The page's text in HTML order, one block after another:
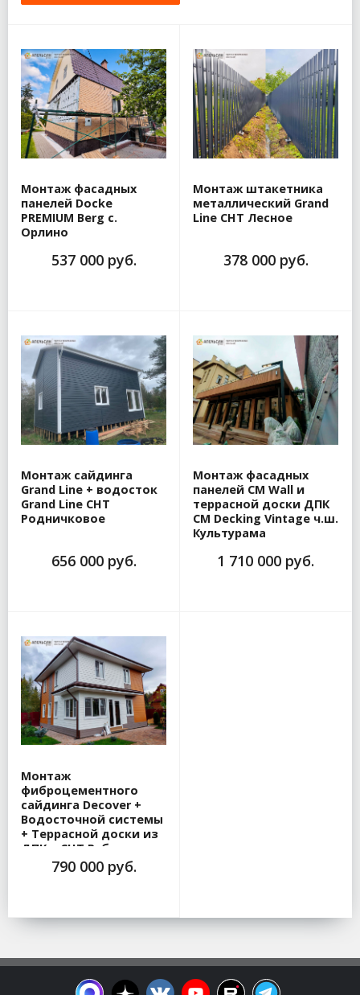
Монтаж фасадных
панелей Docke
PREMIUM Berg с.
Орлино
537 000 руб.
Монтаж штакетника
металлический Grand
Line СНТ Лесное
378 000 руб.
Монтаж сайдинга
Grand Line + водосток
Grand Line СНТ
Родничковое
656 000 руб.
Монтаж фасадных
панелей CM Wall и
террасной доски ДПК
CM Decking Vintage ч.ш.
Культурама
1 710 000 руб.
Монтаж
фиброцементного
сайдинга Decover +
Водосточной системы
+ Террасной доски из
ДПК в СНТ Рубеж
790 000 руб.